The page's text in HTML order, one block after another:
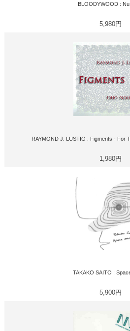
BLOODYWOOD :
5,980円
RAYMOND J. LUSTIG : Figments - For
1,980円
TAKAKO SAITO :
5,900円